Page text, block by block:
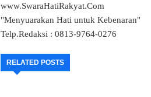
www.SwaraHatiRakyat.Com
"Menyuarakan Hati untuk Kebenaran"
Telp.Redaksi : 0813-9764-0276
RELATED POSTS